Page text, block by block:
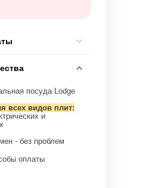
посуда Lodge
всех видов плит:
и
- без проблем
оплаты